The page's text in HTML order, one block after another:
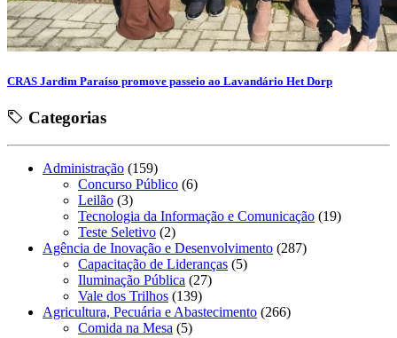
CRAS Jardim Paraíso promove passeio ao Lavandário Het Dorp
Categorias
Administração (159)
Concurso Público (6)
Leilão (3)
Tecnologia da Informação e Comunicação (19)
Teste Seletivo (2)
Agência de Inovação e Desenvolvimento (287)
Capacitação de Lideranças (5)
Iluminação Pública (27)
Vale dos Trilhos (139)
Agricultura, Pecuária e Abastecimento (266)
Comida na Mesa (5)